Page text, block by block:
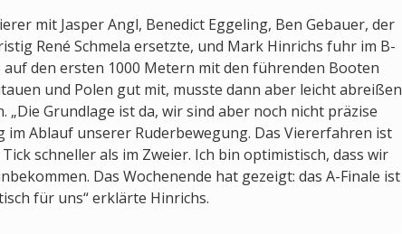
mit Jasper Angl, Benedict Eggeling, Ben Gebauer, der
René Schmela ersetzte, und Mark Hinrichs fuhr im B-
auf den ersten 1000 Metern mit den führenden Booten
und Polen gut mit, musste dann aber leicht abreißen
„Die Grundlage ist da, wir sind aber noch nicht präzise
im Ablauf unserer Ruderbewegung. Das Viererfahren ist
schneller als im Zweier. Ich bin optimistisch, dass wir
Das Wochenende hat gezeigt: das A-Finale ist
für uns“ erklärte Hinrichs.